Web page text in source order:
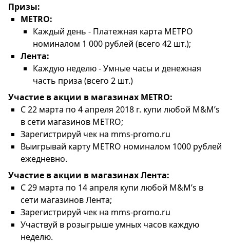
Призы:
METRO:
Каждый день - Платежная карта МЕТРО
номиналом 1 000 рублей (всего 42 шт.);
Лента:
Каждую неделю - Умные часы и денежная
часть приза (всего 2 шт.)
Участие в акции в магазинах METRO:
С 22 марта по 4 апреля 2018 г. купи любой M&M’s
в сети магазинов METRO;
Зарегистрируй чек на mms-promo.ru
Выигрывай карту METRO номиналом 1000 рублей
ежедневно.
Участие в акции в магазинах Лента:
С 29 марта по 14 апреля купи любой M&M’s в
сети магазинов Лента;
Зарегистрируй чек на mms-promo.ru
Участвуй в розыгрыше умных часов каждую
неделю.